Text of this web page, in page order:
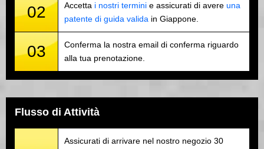
02 Accetta i nostri termini e assicurati di avere una
patente di guida valida in Giappone.
03
Conferma la nostra email di conferma riguardo
alla tua prenotazione.
Flusso di Attività
Assicurati di arrivare nel nostro negozio 30